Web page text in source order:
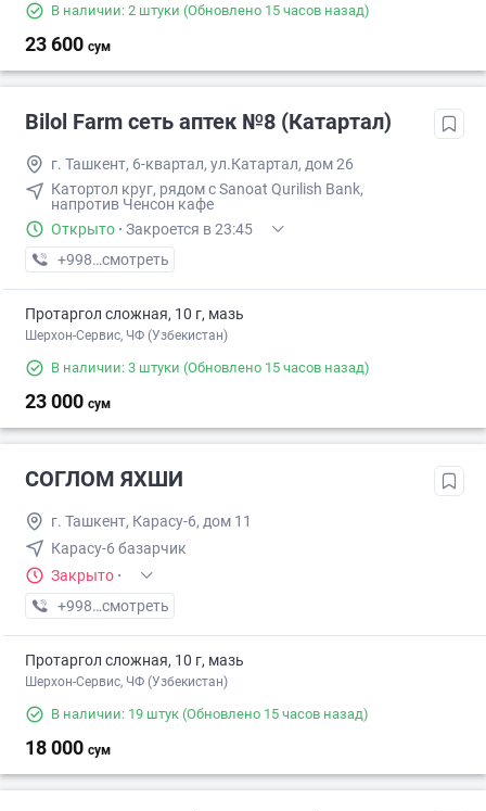
В наличии: 2 штуки (Обновлено 15 часов назад)
23 600 сум
Bilol Farm сеть аптек №8 (Катартал)
г. Ташкент, 6-квартал, ул.Катартал, дом 26
Катортол круг, рядом с Sanoat Qurilish Bank,
напротив Ченсон кафе
Открыто · Закроется в 23:45
+998 (90) XXX-XX-XX
смотреть
Протаргол сложная, 10 г, мазь
Шерхон-Сервис, ЧФ (Узбекистан)
В наличии: 3 штуки (Обновлено 15 часов назад)
23 000 сум
СОГЛОМ ЯХШИ
г. Ташкент, Карасу-6, дом 11
Карасу-6 базарчик
Закрыто ·
+998 (71) XXX-XX-XX
смотреть
Протаргол сложная, 10 г, мазь
Шерхон-Сервис, ЧФ (Узбекистан)
В наличии: 19 штук (Обновлено 15 часов назад)
18 000 сум